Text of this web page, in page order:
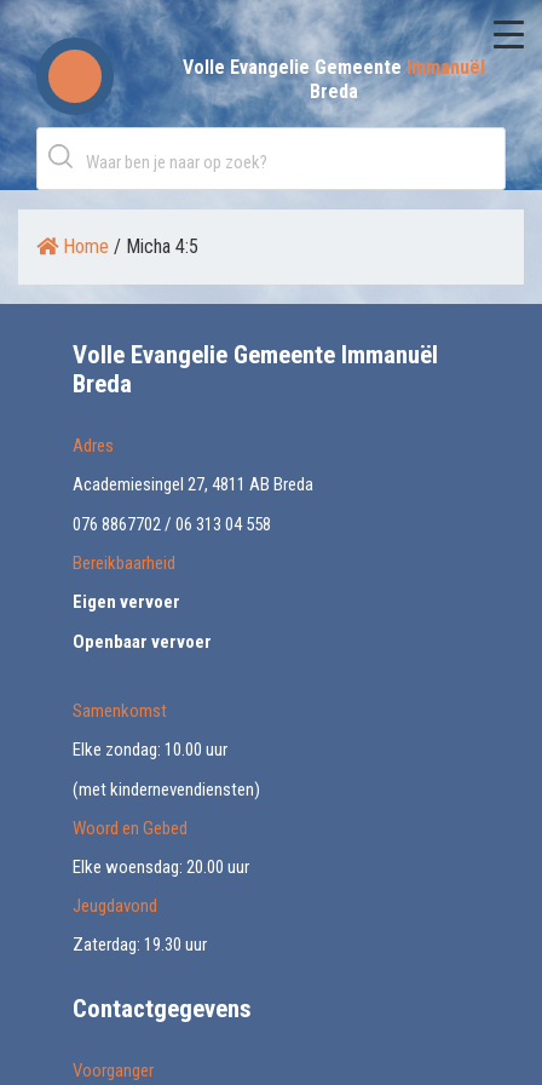
Skip
to
content
Volle Evangelie GemeenteImmanuël
Breda
Home / Micha 4:5
Volle Evangelie Gemeente Immanuël
Breda
Adres
Academiesingel 27, 4811 AB Breda
076 8867702 / 06 313 04 558
Bereikbaarheid
Eigen vervoer
Openbaar vervoer
Samenkomst
Elke zondag: 10.00 uur
(met kindernevendiensten)
Woord en Gebed
Elke woensdag: 20.00 uur
Jeugdavond
Zaterdag: 19.30 uur
Contactgegevens
Voorganger